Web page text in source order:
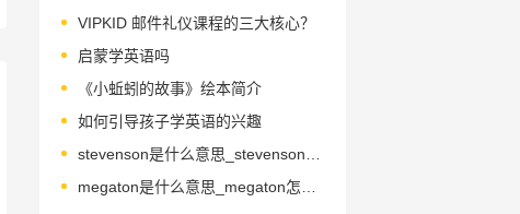
VIPKID 邮件礼仪课程的三大核心？
启蒙学英语吗
《小蚯蚓的故事》绘本简介
如何引导孩子学英语的兴趣